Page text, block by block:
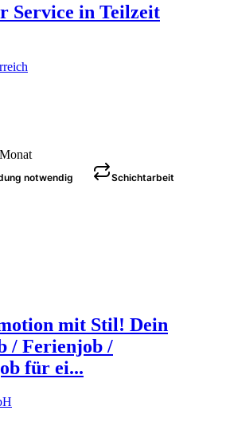
Service in Teilzeit
notwendig Schichtarbeit
mit Stil! Dein
/ Ferienjob /
für ei...